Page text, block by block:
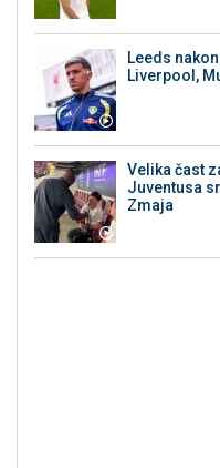
Leeds
Liverpool,
Velika čast
Juventusa
Zmaja